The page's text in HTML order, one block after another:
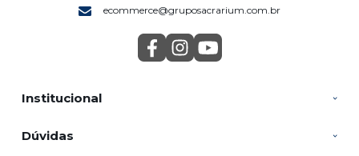
Institucional
Dúvidas
ecommerce@gruposacrarium.com.br